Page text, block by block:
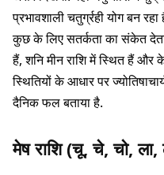
प्रभावशाली चतुर्ग्रही योग बन
कुछ के लिए सतर्कता का संकेत
हैं, शनि मीन राशि में स्थित हैं और
स्थितियों के आधार पर
दैनिक फल बताया है.
मेष राशि (चू, चे, चो,